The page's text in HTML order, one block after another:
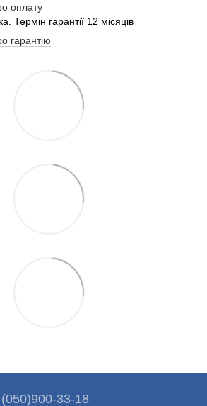
оплату
Термін гарантії 12 місяців
гарантію
(050)900-33-18